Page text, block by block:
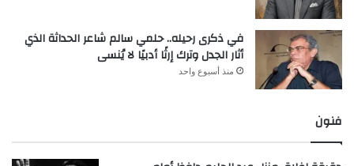
في ذكرى رحيله.. حلمي سالم شاعر الحداثة الذي
أثار الجدل وترك إرثًا أدبيًا لا يُنسى
منذ أسبوع واحد
فنون